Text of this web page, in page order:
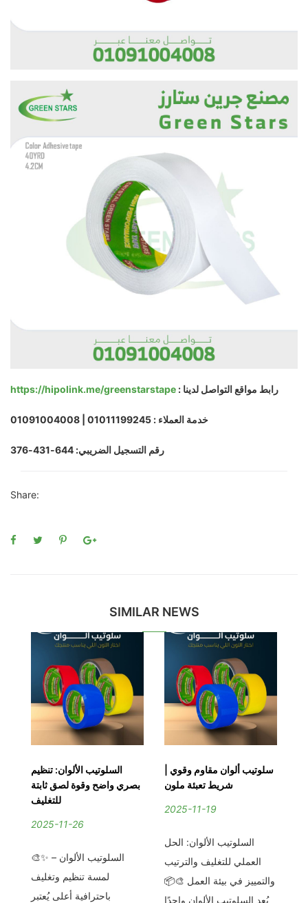
رابط مواقع التواصل لدينا : https://hipolink.me/greenstarstape
خدمة العملاء : 01011199245 | 01091004008
رقم التسجيل الضريبي: 644-431-376
Share:
SIMILAR NEWS
السلوتيب الألوان: تنظيم
بصري واضح وقوة لصق ثابتة
للتغليف
2025-11-26
🎨✨ السلوتيب الألوان –
لمسة تنظيم وتغليف
باحترافية أعلى يُعتبر
سلوتيب ألوان مقاوم وقوي |
شريط تعبئة ملون
2025-11-19
السلوتيب الألوان: الحل
العملي للتغليف والترتيب
والتمييز في بيئة العمل 🎨📦
يُعد السلوتيب الألوان واحدًا